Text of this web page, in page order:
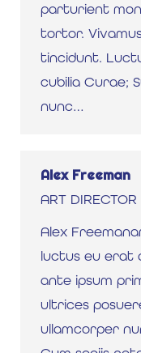
parturient
tortor.
tincidunt.
cubilia Curae;
nunc…
Alex Freeman
ART DIRECTOR
Alex
luctus eu erat
ante ipsum
ultrices
ullamcorper